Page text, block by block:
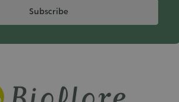
Subscribe